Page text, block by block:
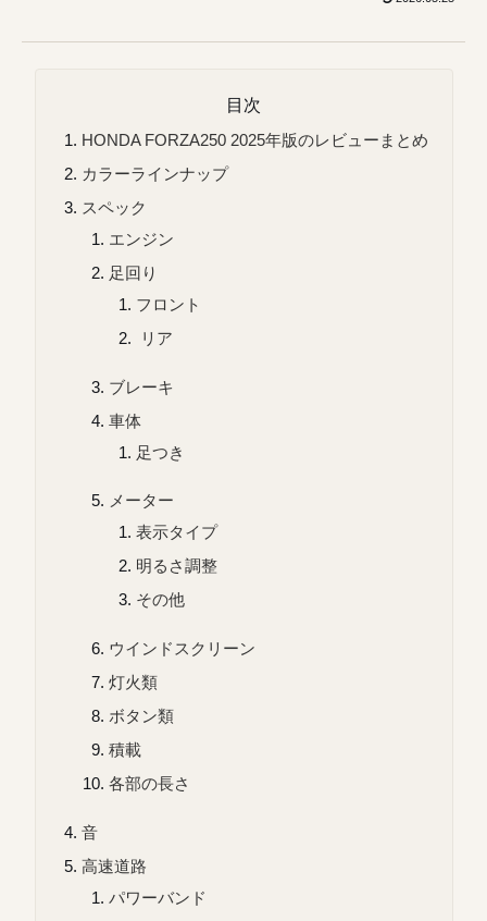
目次
HONDA FORZA250 2025年版のレビューまとめ
カラーラインナップ
スペック
エンジン
足回り
フロント
リア
ブレーキ
車体
足つき
メーター
表示タイプ
明るさ調整
その他
ウインドスクリーン
灯火類
ボタン類
積載
各部の長さ
音
高速道路
パワーバンド